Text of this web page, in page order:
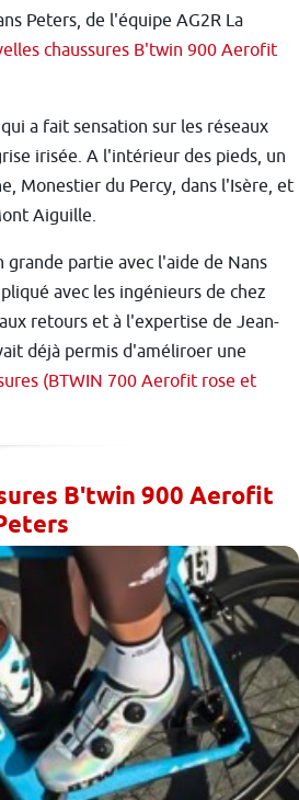
Peters, de l'équipe AG2R La
chaussures B'twin 900 Aerofit
a fait sensation sur les réseaux
irisée. A l'intérieur des pieds, un
Monestier du Percy, dans l'Isère, et
Aiguille.
partie avec l'aide de Nans
avec les ingénieurs de chez
retours et à l'expertise de Jean-
déjà permis d'améliroer une
(BTWIN 700 Aerofit rose et
B'twin 900 Aerofit